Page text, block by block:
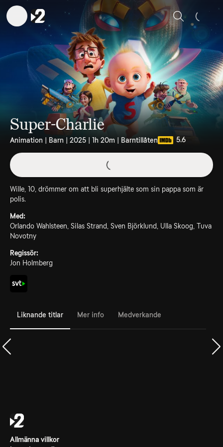
Sök
Super-Charlie
Animation | Barn | 2025 | 1h 20m | Barntillåten 5.6
Wille, 10, drömmer om att bli superhjälte som sin pappa som är
polis.
Med:
Orlando Wahlsteen, Silas Strand, Sven Björklund, Ulla Skoog, Tuva
Novotny
Regissör:
Jon Holmberg
Liknande titlar Mer info Medverkande
Allmänna villkor